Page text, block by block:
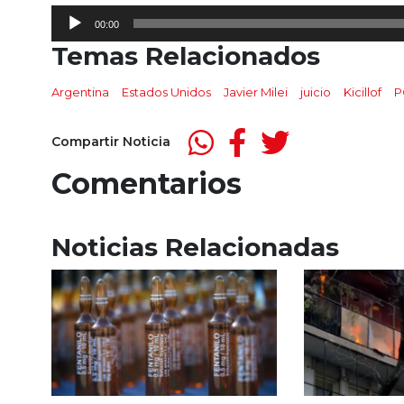
Reproductor
de
audio
00:00
Temas Relacionados
Argentina Estados Unidos Javier Milei juicio Kicillof
Compartir Noticia
Comentarios
Noticias Relacionadas